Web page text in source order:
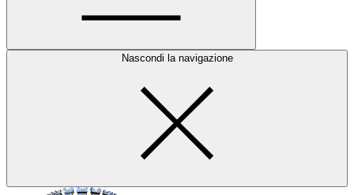
Nascondi la navigazione